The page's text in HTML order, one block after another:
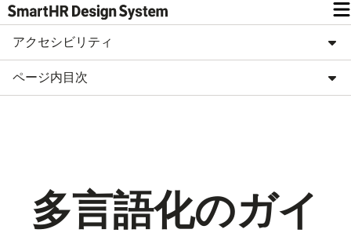
アクセシビリティ
ページ内目次
多言語化のガイ